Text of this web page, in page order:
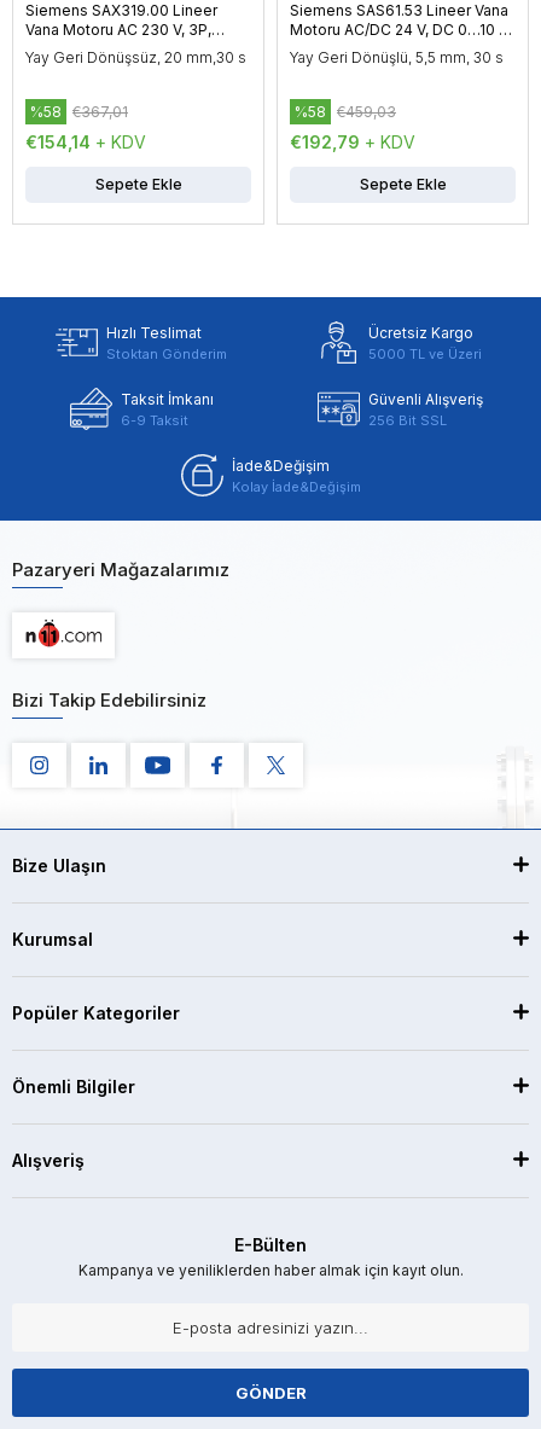
Siemens SAX319.00 Lineer
Vana Motoru AC 230 V, 3P,
Yüzer Kontrol, 800 N
Yay Geri Dönüşsüz, 20 mm,30 s
€154,14 + KDV
%58 €367,01
Sepete Ekle
Siemens SAS61.53 Lineer Vana
Motoru AC/DC 24 V, DC 0…10 V
/ DC 4…20 mA, Oransal Kontrol,
400 N
Yay Geri Dönüşlü, 5,5 mm, 30 s
€192,79 + KDV
%58 €459,03
Sepete Ekle
Hızlı Teslimat
Stoktan Gönderim
Ücretsiz Kargo
5000 TL ve Üzeri
Taksit İmkanı
6-9 Taksit
Güvenli Alışveriş
256 Bit SSL
İade&Değişim
Kolay İade&Değişim
Pazaryeri Mağazalarımız
Bizi Takip Edebilirsiniz
Bize Ulaşın
Kurumsal
Popüler Kategoriler
Önemli Bilgiler
Alışveriş
E-Bülten
Kampanya ve yeniliklerden haber almak için kayıt olun.
GÖNDER